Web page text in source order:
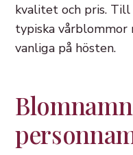
kvalitet och pris.
typiska vårblommor
vanliga på hösten.